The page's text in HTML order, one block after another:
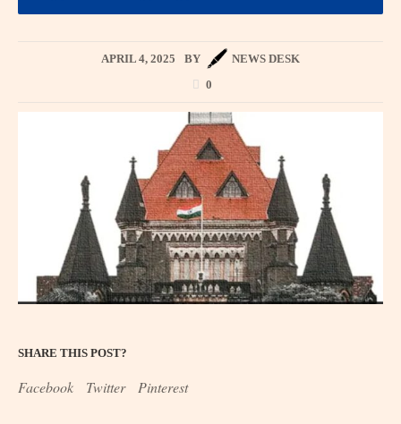
APRIL 4, 2025 BY
NEWS DESK
0
SHARE THIS POST?
Facebook Twitter Pinterest